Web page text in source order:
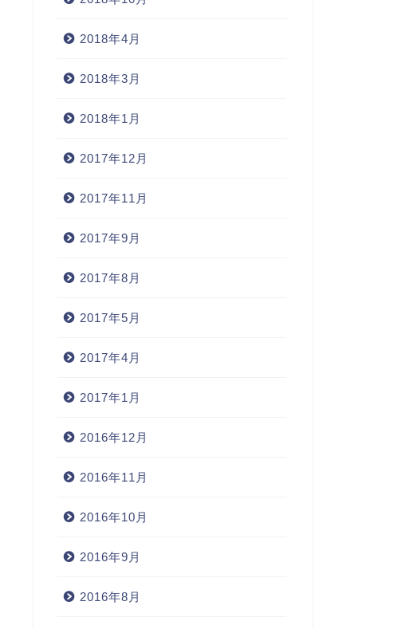
2018年4月
2018年3月
2018年1月
2017年12月
2017年11月
2017年9月
2017年8月
2017年5月
2017年4月
2017年1月
2016年12月
2016年11月
2016年10月
2016年9月
2016年8月